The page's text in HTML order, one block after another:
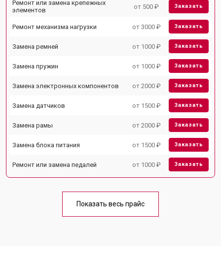
Ремонт или замена крепежных
элементов
от 500 ₽ Заказать
Ремонт механизма нагрузки от 3000 ₽ Заказать
Замена ремней от 1000 ₽ Заказать
Замена пружин от 1000 ₽ Заказать
Замена электронных компонентов от 2000 ₽ Заказать
Замена датчиков от 1500 ₽ Заказать
Замена рамы от 2000 ₽ Заказать
Замена блока питания от 1500 ₽ Заказать
Ремонт или замена педалей от 1000 ₽ Заказать
Показать весь прайс